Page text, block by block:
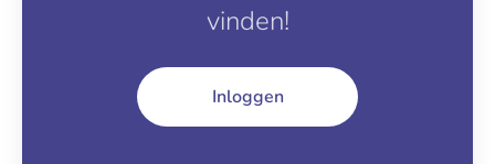
vinden!
Inloggen